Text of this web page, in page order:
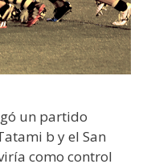
un partido
b y el San
como control